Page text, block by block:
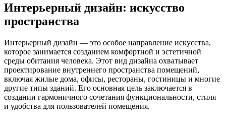
Интерьерный дизайн: искусство
пространства
Интерьерный дизайн — это особое направление искусства,
которое занимается созданием комфортной и эстетичной
среды обитания человека. Этот вид дизайна охватывает
проектирование внутреннего пространства помещений,
включая жилые дома, офисы, рестораны, гостиницы и многие
другие типы зданий. Его основная цель заключается в
создании гармоничного сочетания функциональности, стиля
и удобства для пользователей помещения.